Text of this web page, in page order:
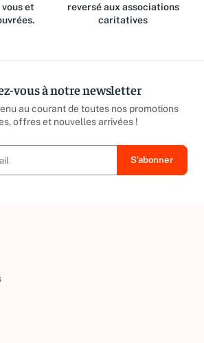
et
reversé aux associations
caritatives
vous à notre newsletter
au courant de toutes nos promotions
offres et nouvelles arrivées !